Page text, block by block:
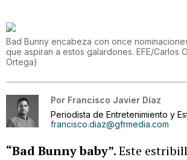
Bad Bunny encabeza con once
que aspiran a estos galardones. EFE/Carlos
Ortega)
Por Francisco Javier Díaz
Periodista de Entretenimiento y
francisco.diaz@gfrmedia.com
“Bad Bunny baby”.Este